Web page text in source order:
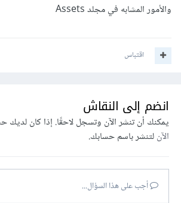
والأمور المشابه في مجلد Assets
اقتباس
انضم إلى النقاش
يمكنك أن تنشر الآن وتسجل لاحقًا. إذا كان لديك
الآنلتنشر باسم حسابك.
أجب على هذا السؤال...